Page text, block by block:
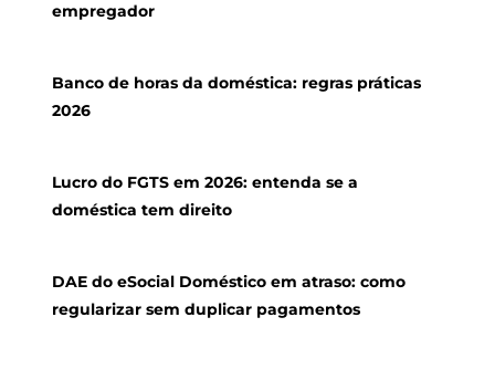
empregador
Banco de horas da doméstica: regras práticas
2026
Lucro do FGTS em 2026: entenda se a
doméstica tem direito
DAE do eSocial Doméstico em atraso: como
regularizar sem duplicar pagamentos